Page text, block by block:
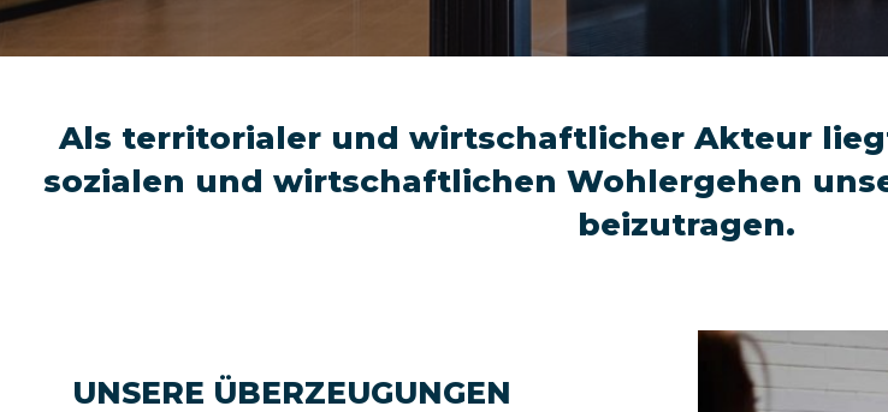
Als territorialer und wirtschaftlicher Akteur
sozialen und wirtschaftlichen Wohlergehen
beizutragen.
UNSERE ÜBERZEUGUNGEN